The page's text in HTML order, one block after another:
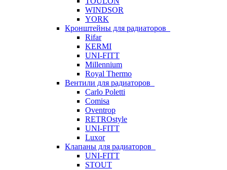
WINDSOR
YORK
Кронштейны для радиаторов
Rifar
KERMI
UNI-FITT
Millennium
Royal Thermo
Вентили для радиаторов
Carlo Poletti
Comisa
Oventrop
RETROstyle
UNI-FITT
Luxor
Клапаны для радиаторов
UNI-FITT
STOUT